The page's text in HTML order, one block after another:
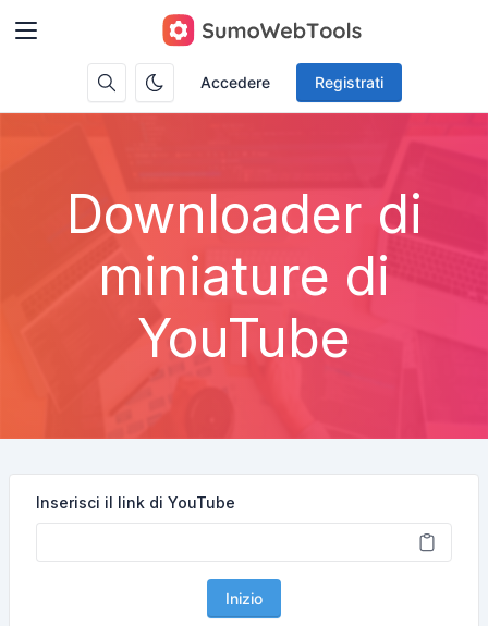
Accedere Registrati
Downloader di
miniature di
YouTube
Inserisci il link di YouTube
Inizio